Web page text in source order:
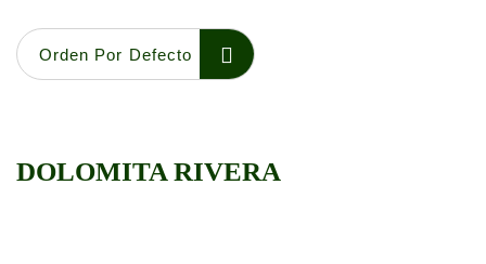
Orden Por Defecto
DOLOMITA RIVERA